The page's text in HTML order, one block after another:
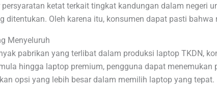
ketat terkait tingkat kandungan dalam negeri
ditentukan. Oleh karena itu, konsumen dapat pasti
Menyeluruh
pabrikan yang terlibat dalam produksi laptop TKDN,
hingga laptop premium, pengguna dapat menemukan
opsi yang lebih besar dalam memilih laptop yang tepat.